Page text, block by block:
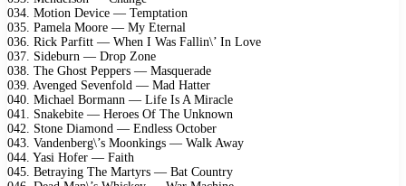
034. Motion Device — Temptation
035. Pamela Moore — My Eternal
036. Rick Parfitt — When I Was Fallin\’ In Love
037. Sideburn — Drop Zone
038. The Ghost Peppers — Masquerade
039. Avenged Sevenfold — Mad Hatter
040. Michael Bormann — Life Is A Miracle
041. Snakebite — Heroes Of The Unknown
042. Stone Diamond — Endless October
043. Vandenberg\’s Moonkings — Walk Away
044. Yasi Hofer — Faith
045. Betraying The Martyrs — Bat Country